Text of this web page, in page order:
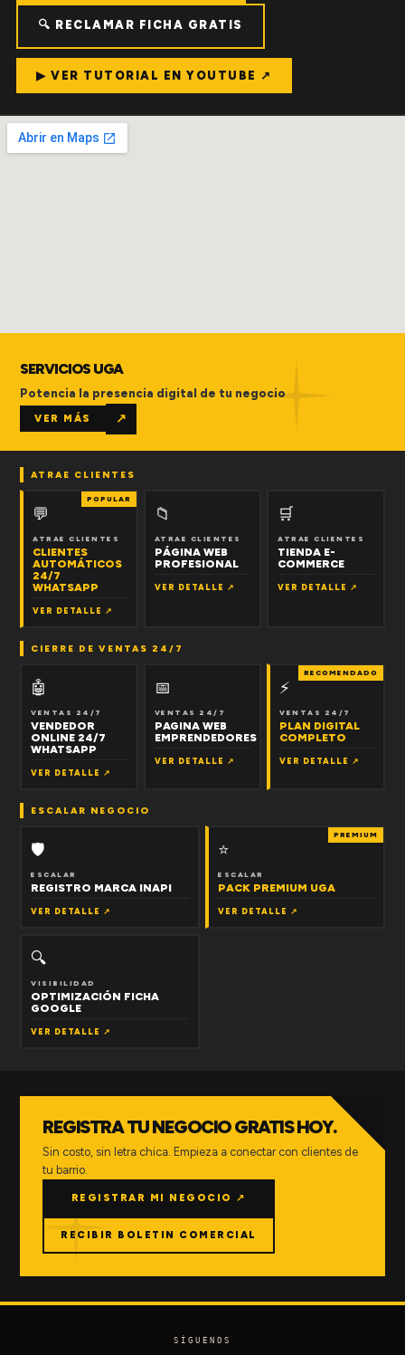
🔍 RECLAMAR FICHA GRATIS
▶ VER TUTORIAL EN YOUTUBE ↗
SERVICIOS UGA
Potencia la presencia digital de tu negocio
VER MÁS ↗
ATRAE CLIENTES
POPULAR
💬
ATRAE CLIENTES
CLIENTES
AUTOMÁTICOS
24/7
WHATSAPP
VER DETALLE ↗
📁
ATRAE CLIENTES
PÁGINA WEB
PROFESIONAL
VER DETALLE ↗
🛒
ATRAE CLIENTES
TIENDA E-
COMMERCE
VER DETALLE ↗
CIERRE DE VENTAS 24/7
🤖
VENTAS 24/7
VENDEDOR
ONLINE 24/7
WHATSAPP
VER DETALLE ↗
📅
VENTAS 24/7
PAGINA WEB
EMPRENDEDORES
VER DETALLE ↗
RECOMENDADO
⚡
VENTAS 24/7
PLAN DIGITAL
COMPLETO
VER DETALLE ↗
ESCALAR NEGOCIO
🛡
ESCALAR
REGISTRO MARCA INAPI
VER DETALLE ↗
PREMIUM
⭐
ESCALAR
PACK PREMIUM UGA
VER DETALLE ↗
🔍
VISIBILIDAD
OPTIMIZACIÓN FICHA
GOOGLE
VER DETALLE ↗
REGISTRA TU NEGOCIO GRATIS HOY.
Sin costo, sin letra chica. Empieza a conectar con clientes de
tu barrio.
REGISTRAR MI NEGOCIO ↗
RECIBIR BOLETIN COMERCIAL
SÍGUENOS